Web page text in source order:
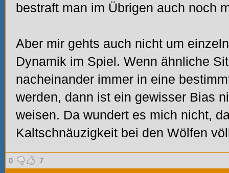
bestraft man im Übrigen auch noch
Aber mir gehts auch nicht um
Dynamik im Spiel. Wenn ähnliche
nacheinander immer in eine
werden, dann ist ein gewisser Bias
weisen. Da wundert es mich nicht,
Kaltschnäuzigkeit bei den Wölfen
0 7